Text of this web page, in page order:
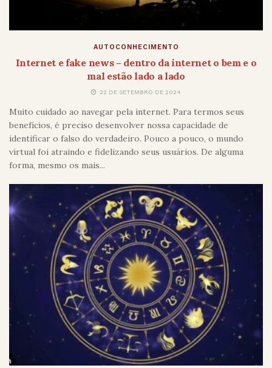
AUTOCONHECIMENTO
Internet e fake news – dentro da internet o bem e o
mal estão lado a lado
22 DE SETEMBRO DE 2024
Muito cuidado ao navegar pela internet. Para termos seus
benefícios, é preciso desenvolver nossa capacidade de
identificar o falso do verdadeiro. Pouco a pouco, o mundo
virtual foi atraindo e fidelizando seus usuários. De alguma
forma, mesmo os mais...